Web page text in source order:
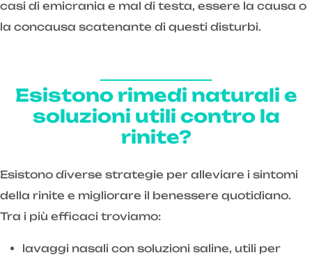
casi di emicrania e mal di testa, essere la causa o
la concausa scatenante di questi disturbi.
Esistono rimedi naturali e
soluzioni utili contro la
rinite?
Esistono diverse strategie per alleviare i sintomi
della rinite e migliorare il benessere quotidiano.
Tra i più efficaci troviamo:
lavaggi nasali con soluzioni saline, utili per